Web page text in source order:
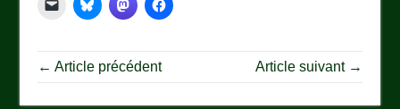
← Article précédent Article suivant →